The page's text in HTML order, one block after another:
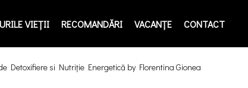
VIEŢII RECOMANDĂRI VACANȚE CONTACT
Detoxifiere si Nutriţie Energetică by Florentina Gionea